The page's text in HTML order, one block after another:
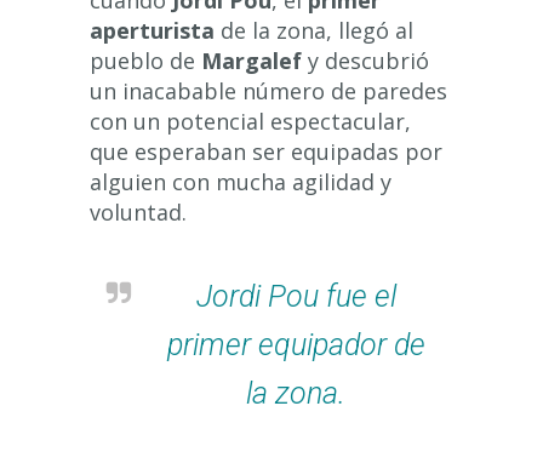
aperturista de la zona, llegó al
pueblo de Margalef y descubrió
un inacabable número de paredes
con un potencial espectacular,
que esperaban ser equipadas por
alguien con mucha agilidad y
voluntad.
Jordi Pou fue el
primer equipador de
la zona.